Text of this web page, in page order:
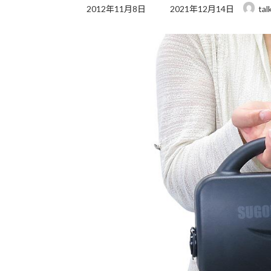
2012年11月8日
最
新
日
時
:
2021年12月14日